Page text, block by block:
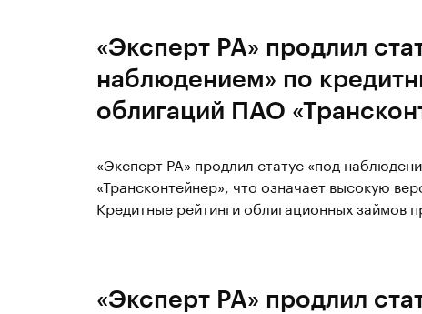
«Эксперт РА» продлил
наблюдением» по
облигаций ПАО
«Эксперт РА» продлил статус «под
«Трансконтейнер», что означает высокую
Кредитные рейтинги облигационных займов
«Эксперт РА» продлил